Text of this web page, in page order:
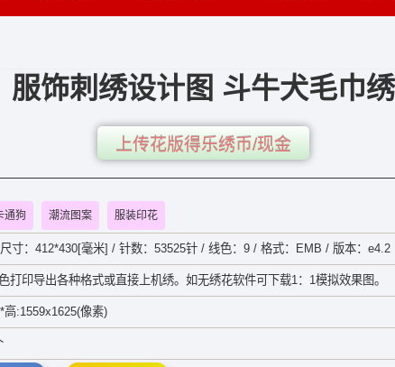
服饰刺绣设计图 斗牛犬毛巾绣
上传花版得乐绣币/现金
通狗 潮流图案 服装印花
寸：412*430[毫米] / 针数：53525针 / 线色：9 / 格式：EMB / 版本：e4.2
打印导出各种格式或直接上机绣。如无绣花软件可下载1：1模拟效果图。
:1559x1625(像素)